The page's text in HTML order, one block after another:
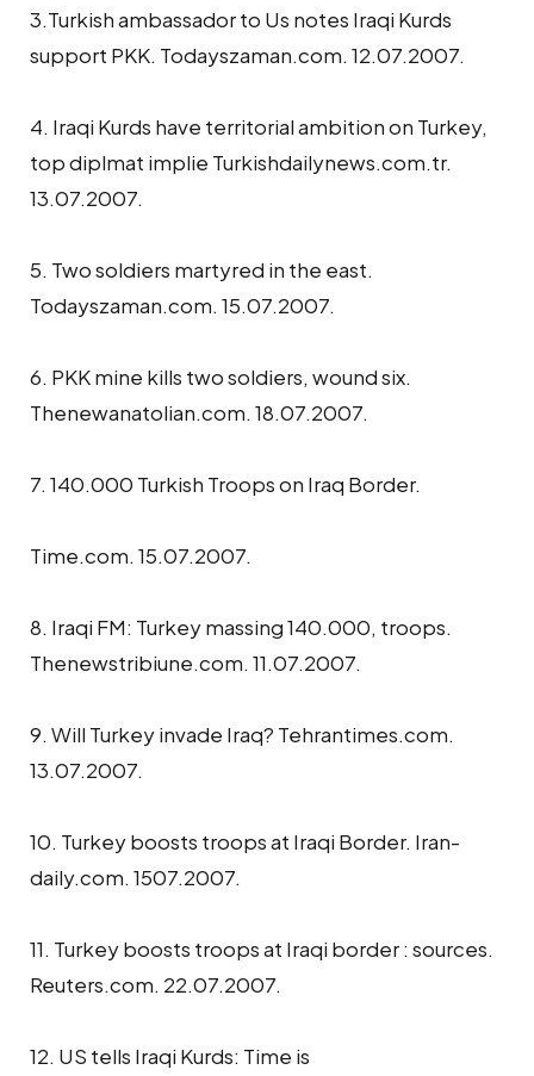
3.Turkish ambassador to Us notes Iraqi Kurds
support PKK. Todayszaman.com. 12.07.2007.
4. Iraqi Kurds have territorial ambition on Turkey,
top diplmat implie Turkishdailynews.com.tr.
13.07.2007.
5. Two soldiers martyred in the east.
Todayszaman.com. 15.07.2007.
6. PKK mine kills two soldiers, wound six.
Thenewanatolian.com. 18.07.2007.
7. 140.000 Turkish Troops on Iraq Border.
Time.com. 15.07.2007.
8. Iraqi FM: Turkey massing 140.000, troops.
Thenewstribiune.com. 11.07.2007.
9. Will Turkey invade Iraq? Tehrantimes.com.
13.07.2007.
10. Turkey boosts troops at Iraqi Border. Iran-
daily.com. 1507.2007.
11. Turkey boosts troops at Iraqi border : sources.
Reuters.com. 22.07.2007.
12. US tells Iraqi Kurds: Time is